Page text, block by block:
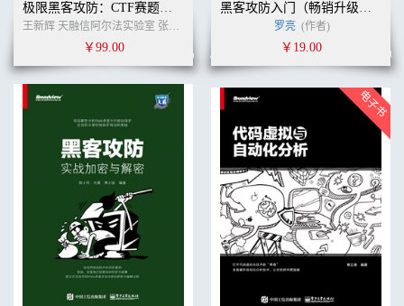
极限黑客攻防：CTF赛题揭秘
王新辉 天融信阿尔法实验室 张黎元 郭勇生 (作者)
￥99.00
黑客攻防入门（畅销升级版）
罗亮 (作者)
￥19.00